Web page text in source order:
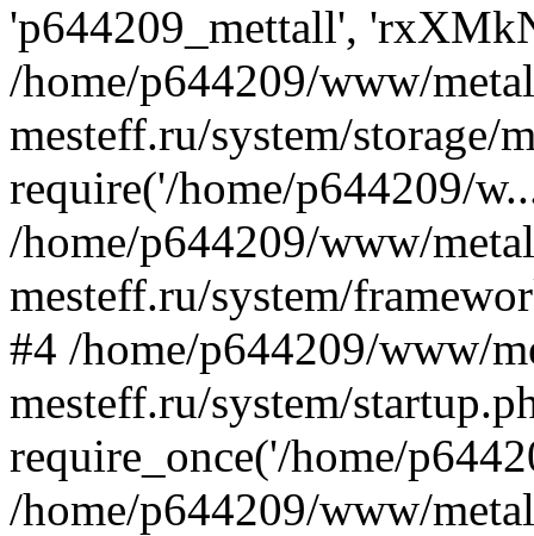
'p644209_mettall',
/home/p644209/www/
mesteff.ru/system/
require('/home/p644209/
/home/p644209/www/
mesteff.ru/system/
#4 /home/p644209/www/
mesteff.ru/system/
require_once('/home/
/home/p644209/www/